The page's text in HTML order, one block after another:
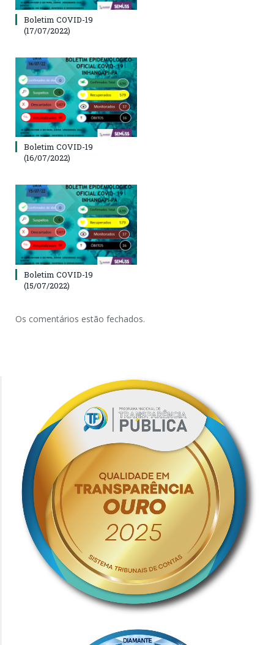
Boletim COVID-19
(17/07/2022)
Boletim COVID-19
(16/07/2022)
Boletim COVID-19
(15/07/2022)
Os comentários estão fechados.